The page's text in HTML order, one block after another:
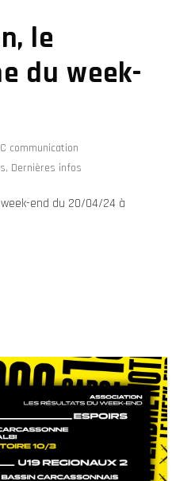
le
du week-
communication
, Dernières infos
end du 20/04/24 à